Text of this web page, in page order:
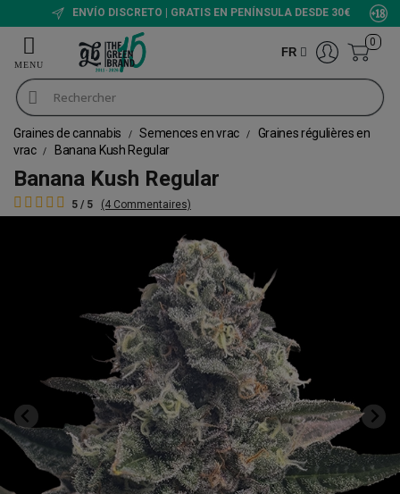
ENVÍO DISCRETO | GRATIS EN PENÍNSULA DESDE 30€
FR
0
Graines de cannabis Semences en vrac
Graines régulières en
vrac
Banana Kush Regular
Banana Kush Regular
5 / 5 (4 Commentaires)